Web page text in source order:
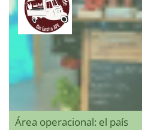
Área operacional: el país